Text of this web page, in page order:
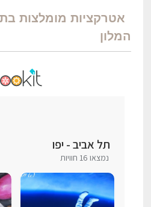
אטרקציות מומלצות
המלון